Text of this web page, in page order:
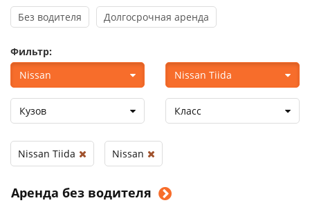
Аренда без водителя
Без водителя Долгосрочная аренда
Фильтр:
Nissan
Nissan Tiida
Кузов Класс
Nissan Tiida Nissan